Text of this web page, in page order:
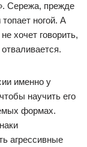
Сережа, прежде
ногой. А
хочет говорить,
именно у
научить его
формах.
агрессивные